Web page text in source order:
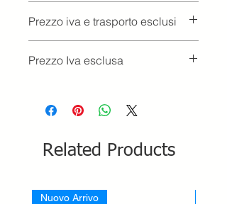
Prezzo iva e trasporto esclusi
Prezzo Iva esclusa
Related Products
Nuovo Arrivo